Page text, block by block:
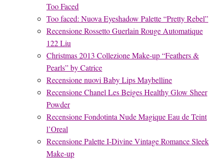
Too Faced
Too faced: Nuova Eyeshadow Palette “Pretty Rebel”
Recensione Rossetto Guerlain Rouge Automatique
122 Liu
Christmas 2013 Collezione Make-up “Feathers &
Pearls” by Catrice
Recensione nuovi Baby Lips Maybelline
Recensione Chanel Les Beiges Healthy Glow Sheer
Powder
Recensione Fondotinta Nude Magique Eau de Teint
l’Oreal
Recensione Palette I-Divine Vintage Romance Sleek
Make-up